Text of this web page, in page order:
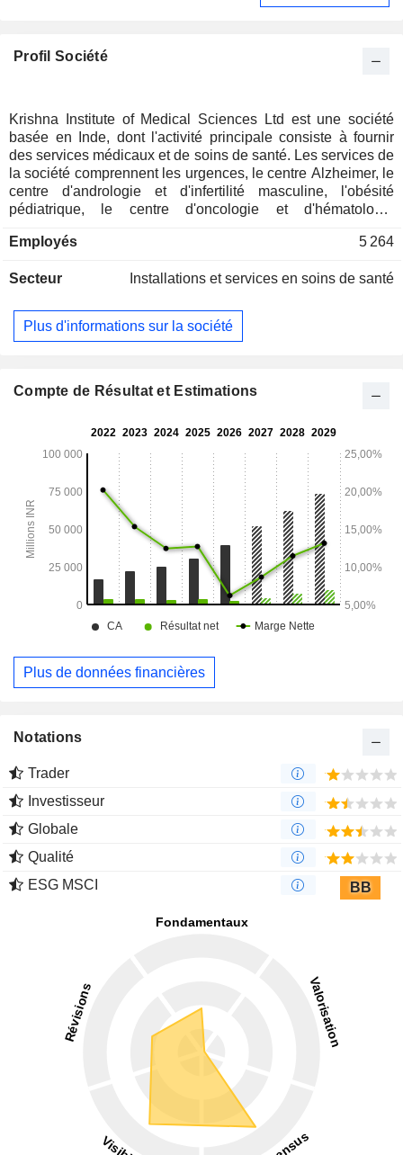
Profil Société
Krishna Institute of Medical Sciences Ltd est une société
basée en Inde, dont l'activité principale consiste à fournir
des services médicaux et de soins de santé. Les services de
la société comprennent les urgences, le centre Alzheimer, le
centre d'andrologie et d'infertilité masculine, l'obésité
pédiatrique, le centre d'oncologie et d'hématologie
centre néphrologique pédiatrique, le centre de chirurgie
fertilité, l'oncologie gastro-intestinale, la chirurgie générale,
hépatobiliaire, et d'autres encore. Ses technologies
médicales comprennent le système chirurgical robotisé da
grossesse, l'EBUS, le Spy Glass, le robot Mako pour le
Les instituts de la société comprennent notamment l'Institut
l'Institut de gastro-entérologie et d'hépatologie, ainsi que
l'Institut de transplantation cardiaque et pulmonaire.
Employés 5 264
Secteur Installations et services en soins de santé
Plus d'informations sur la société
Compte de Résultat et Estimations
Plus de données financières
Notations
Trader
Investisseur
Globale
Qualité
ESG MSCI
BB